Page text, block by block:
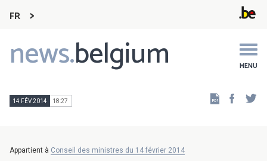
FR
news.belgium MENU
Main
navigation
14 FÉV 2014 18:27
Appartient à Conseil des ministres du 14 février 2014